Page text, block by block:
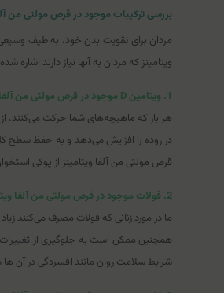
بررسی ترکیبات موجود در قرص مولتی من
مردان برای تقویت بدن خود، به طیف
ویتامینز که مردان به آنها نیاز دارند اشاره
1. ویتامین D موجود در قرص مولتی من آلفا ویتامینز
در روده را افزایش می‌دهد و به حفظ سطح
قرص مولتی من آلفا ویتامینز از پوکی
2. فولات موجود در قرص مولتی من آلفا ویتامینز
همچنین ممکن است به جلوگیری از تغییرات
شرایط سلامت روان مانند افسردگی در آن